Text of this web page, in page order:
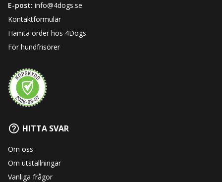
E-post: info@4dogs.se
Kontaktformulär
Hämta order hos 4Dogs
För hundfrisörer
HITTA SVAR
Om oss
Om utställningar
Vanliga frågor